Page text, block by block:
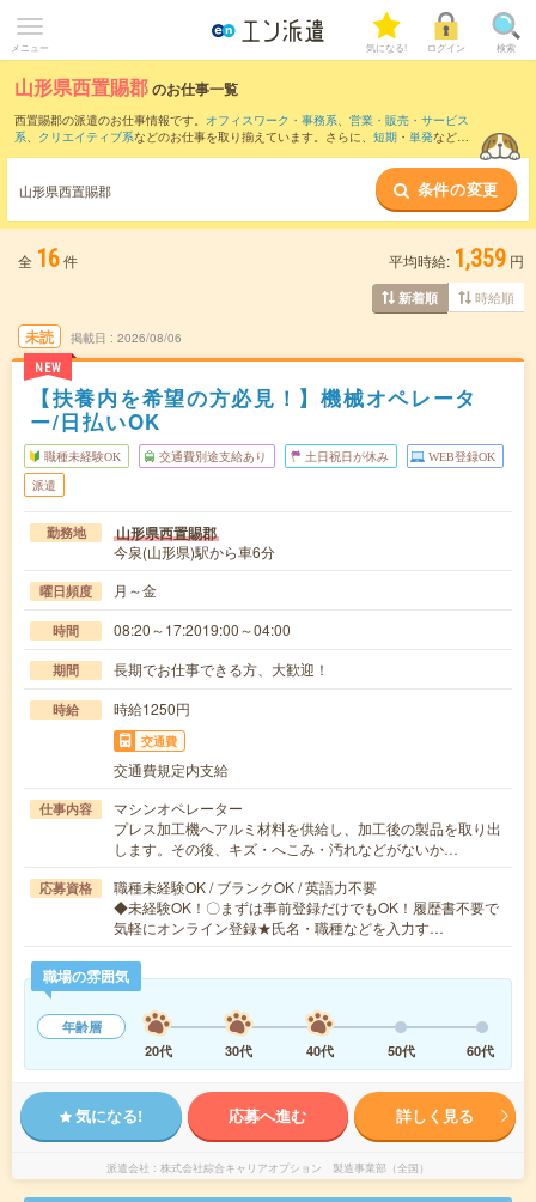
メニュー 気になる! ログイン 検索
山形県西置賜郡のお仕事一覧
西置賜郡の派遣のお仕事情報です。 オフィスワーク・事務系、 営業・販売・サービス
系、 クリエイティブ系などのお仕事を取り揃えています。さらに、 短期 ・ 単発などの
山形県西置賜郡 条件の変更
全 16件 平均時給: 1,359 円
新着順 時給順
未読
NEW
掲載日 2026/08/06
【扶養内を希望の方必見！】機械オペレータ
ー/日払いOK
職種未経験OK 交通費別途支給あり 土日祝日が休み WEB登録OK
派遣
勤務地 山形県西置賜郡
今泉(山形県)駅から車6分
曜日頻度 月～金
時間 08:20～17:2019:00～04:00
期間 長期でお仕事できる方、大歓迎！
時給 時給1250円
交通費
交通費規定内支給
仕事内容
マシンオペレーター
プレス加工機へアルミ材料を供給し、加工後の製品を取り出
します。その後、キズ・へこみ・汚れなどがないか…
応募資格
職種未経験OK / ブランクOK / 英語力不要
◆未経験OK！〇まずは事前登録だけでもOK！履歴書不要で
気軽にオンライン登録★氏名・職種などを入力す…
職場の雰囲気
年齢層
20代
30代 40代 50代 60代
気になる! 応募へ進む 詳しく見る
派遣会社 株式会社綜合キャリアオプション 製造事業部（全国）